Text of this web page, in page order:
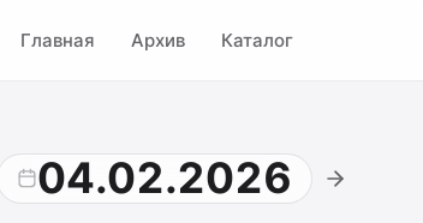
Главная Архив Каталог
04.02.2026